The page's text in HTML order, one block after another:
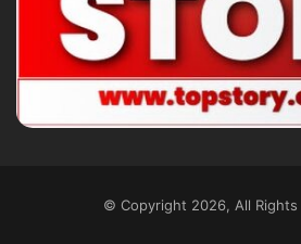
© Copyright 2026, All Rights